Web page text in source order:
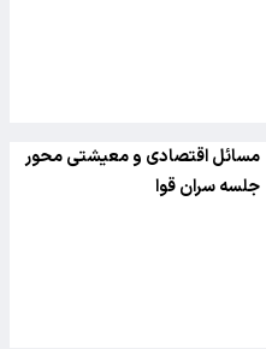
مسائل اقتصادی و معیشتی محور
جلسه سران قوا